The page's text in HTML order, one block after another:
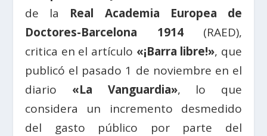
de la Real Academia Europea de
Doctores-Barcelona 1914(RAED),
critica en el artículo «¡Barra libre!», que
publicó el pasado 1 de noviembre en el
diario «La Vanguardia», lo que
considera un incremento desmedido
del gasto público por parte del